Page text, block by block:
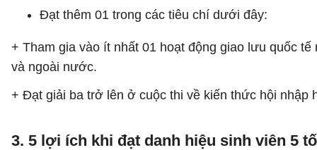
Đạt thêm 01 trong các tiêu chí dưới đây:
+ Tham gia vào ít nhất 01 hoạt động giao lưu quốc
và ngoài nước.
+ Đạt giải ba trở lên ở cuộc thi về kiến thức hội nhập
3. 5 lợi ích khi đạt danh hiệu sinh viên 5